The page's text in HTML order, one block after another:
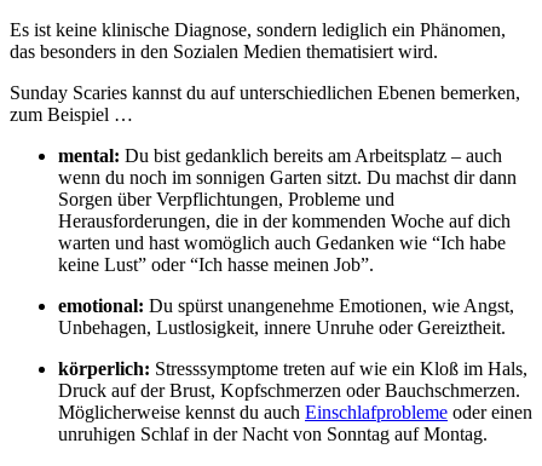
Es ist keine klinische Diagnose, sondern lediglich ein Phänomen,
das besonders in den Sozialen Medien thematisiert wird.
Sunday Scaries kannst du auf unterschiedlichen Ebenen bemerken,
zum Beispiel …
mental: Du bist gedanklich bereits am Arbeitsplatz – auch
wenn du noch im sonnigen Garten sitzt. Du machst dir dann
Sorgen über Verpflichtungen, Probleme und
Herausforderungen, die in der kommenden Woche auf dich
warten und hast womöglich auch Gedanken wie “Ich habe
keine Lust” oder “Ich hasse meinen Job”.
emotional: Du spürst unangenehme Emotionen, wie Angst,
Unbehagen, Lustlosigkeit, innere Unruhe oder Gereiztheit.
körperlich: Stresssymptome treten auf wie ein Kloß im Hals,
Druck auf der Brust, Kopfschmerzen oder Bauchschmerzen.
Möglicherweise kennst du auch Einschlafprobleme oder einen
unruhigen Schlaf in der Nacht von Sonntag auf Montag.